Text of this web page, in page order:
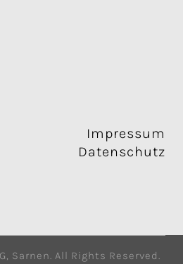
Impressum
Datenschutz
Sarnen. All Rights Reserved.